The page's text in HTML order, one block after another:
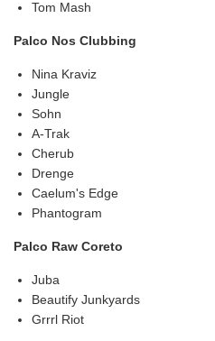
Tom Mash
Palco Nos Clubbing
Nina Kraviz
Jungle
Sohn
A-Trak
Cherub
Drenge
Caelum's Edge
Phantogram
Palco Raw Coreto
Juba
Beautify Junkyards
Grrrl Riot